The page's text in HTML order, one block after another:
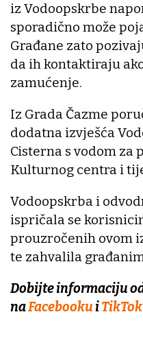
iz Vodoopskrbe
sporadično može
Građane zato
da ih kontaktiraju
zamućenje.
Iz Grada Čazme
dodatna izvješća
Cisterna s vodom za
Kulturnog centra i
Vodoopskrba i
ispričala se
prouzročenih ovom
te zahvalila
Dobijte informaciju
naFacebookui